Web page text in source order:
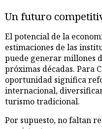
Un futuro
El potencial de la
estimaciones de las
puede generar millones
próximas décadas. Para
oportunidad significa
internacional,
turismo tradicional.
Por supuesto, no faltan